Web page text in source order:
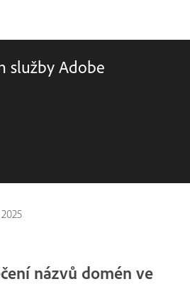
služby Adobe
2025
názvů domén ve